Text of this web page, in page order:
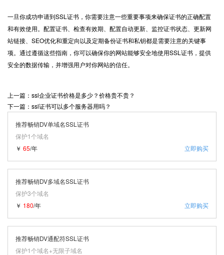
一旦你成功申请到SSL证书，你需要注意一些重要事项来确保证书的正确配置
和有效使用。配置证书、检查有效期、配置自动更新、监控证书状态、更新网
站链接、SEO优化和重定向以及定期备份证书和私钥都是需要注意的关键事
项。通过遵循这些指南，你可以确保你的网站能够安全地使用SSL证书，提供
安全的数据传输，并增强用户对你网站的信任。
上一篇：ssl企业证书价格是多少？价格贵不贵？
下一篇：ssl证书可以多个服务器用吗？
推荐畅销DV单域名SSL证书
保护1个域名
立即购买
￥ 65/年
推荐畅销DV多域名SSL证书
保护3个域名
立即购买
￥ 180/年
推荐畅销DV通配符SSL证书
保护1个域名+无限子域名